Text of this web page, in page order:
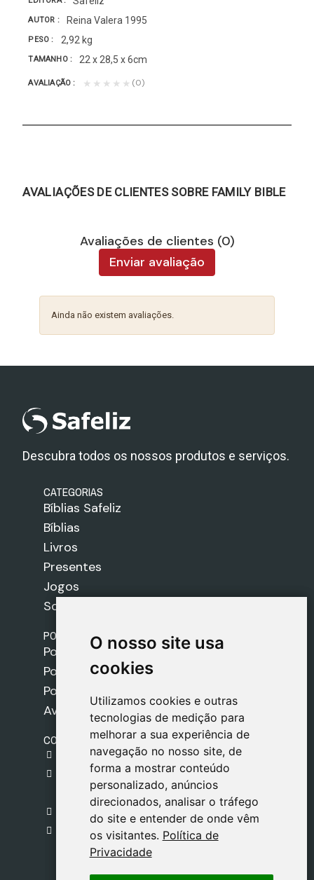
O nosso site usa
cookies
Utilizamos cookies e outras
tecnologias de medição para
melhorar a sua experiência de
navegação no nosso site, de
forma a mostrar conteúdo
personalizado, anúncios
direcionados, analisar o tráfego
do site e entender de onde vêm
os visitantes. Política de
Privacidade
O nosso site usa
cookies
Utilizamos cookies e outras
tecnologias de medição para
melhorar a sua experiência de
navegação no nosso site, de
forma a mostrar conteúdo
personalizado, anúncios
direcionados, analisar o tráfego
do site e entender de onde vêm
os visitantes. Política de
Privacidade
AUTOR Reina Valera 1995
PESO 2,92 kg
TAMANHO 22 x 28,5 x 6cm
AVALIAÇÃO ★★★★★ (0)
AVALIAÇÕES DE CLIENTES SOBRE FAMILY BIBLE
Avaliações de clientes (0)
Enviar avaliação
Ainda não existem avaliações.
Descubra todos os nossos produtos e serviços.
CATEGORIAS
Bíblias Safeliz
Bíblias
Livros
Presentes
Jogos
Sobre nós
POLÍTICAS
Política de Envios
Política de Cookies
Política de Privacidade
Aviso Legal
CONTACTO
gestion@safeliz.com
C. del Pradillo, 6, 28770 Colmenar Viejo,
Madrid
+34 918 459 877
Segunda a Sexta
09:00 - 13:00